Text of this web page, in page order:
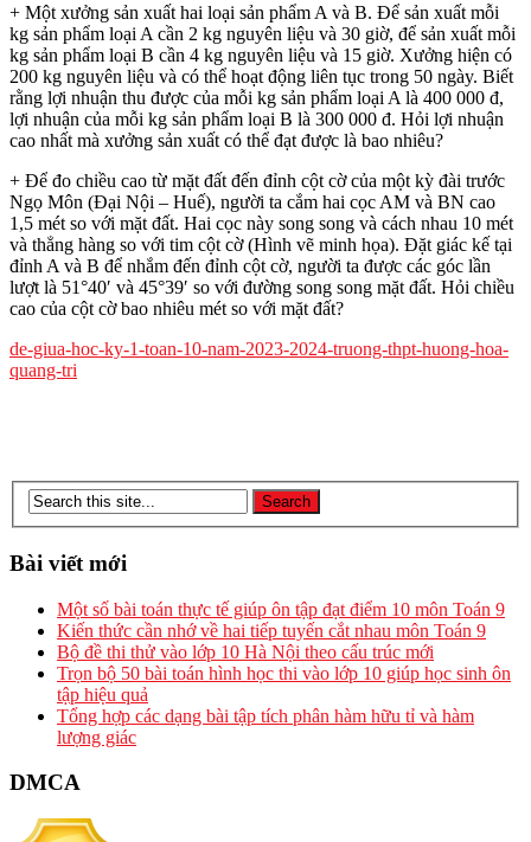
+ Một xưởng sản xuất hai loại sản phẩm A và B. Để sản xuất mỗi
kg sản phẩm loại A cần 2 kg nguyên liệu và 30 giờ, để sản xuất mỗi
kg sản phẩm loại B cần 4 kg nguyên liệu và 15 giờ. Xưởng hiện có
200 kg nguyên liệu và có thể hoạt động liên tục trong 50 ngày. Biết
rằng lợi nhuận thu được của mỗi kg sản phẩm loại A là 400 000 đ,
lợi nhuận của mỗi kg sản phẩm loại B là 300 000 đ. Hỏi lợi nhuận
cao nhất mà xưởng sản xuất có thể đạt được là bao nhiêu?
+ Để đo chiều cao từ mặt đất đến đỉnh cột cờ của một kỳ đài trước
Ngọ Môn (Đại Nội – Huế), người ta cắm hai cọc AM và BN cao
1,5 mét so với mặt đất. Hai cọc này song song và cách nhau 10 mét
và thẳng hàng so với tim cột cờ (Hình vẽ minh họa). Đặt giác kế tại
đỉnh A và B để nhắm đến đỉnh cột cờ, người ta được các góc lần
lượt là 51°40′ và 45°39′ so với đường song song mặt đất. Hỏi chiều
cao của cột cờ bao nhiêu mét so với mặt đất?
de-giua-hoc-ky-1-toan-10-nam-2023-2024-truong-thpt-huong-hoa-
quang-tri
Bài viết mới
Một số bài toán thực tế giúp ôn tập đạt điểm 10 môn Toán 9
Kiến thức cần nhớ về hai tiếp tuyến cắt nhau môn Toán 9
Bộ đề thi thử vào lớp 10 Hà Nội theo cấu trúc mới
Trọn bộ 50 bài toán hình học thi vào lớp 10 giúp học sinh ôn
tập hiệu quả
Tổng hợp các dạng bài tập tích phân hàm hữu tỉ và hàm
lượng giác
DMCA